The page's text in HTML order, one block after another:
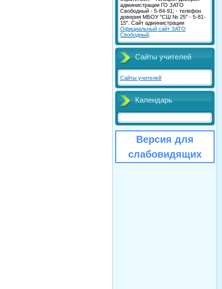
администрации ГО ЗАТО
Свободный - 5-84-91; - телефон
доверия МБОУ "СШ № 25" - 5-81-
15". Сайт администрации
Официальный сайт ЗАТО
Свободный
Сайты учителей
Сайты учителей
Календарь
Версия для
слабовидящих